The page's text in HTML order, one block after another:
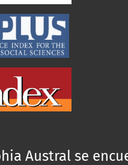
Austral se